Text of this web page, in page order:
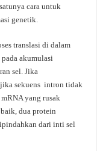
cara untuk
genetik.
translasi di dalam
akumulasi
sel. Jika
sekuens intron tidak
yang rusak
dua protein
dari inti sel